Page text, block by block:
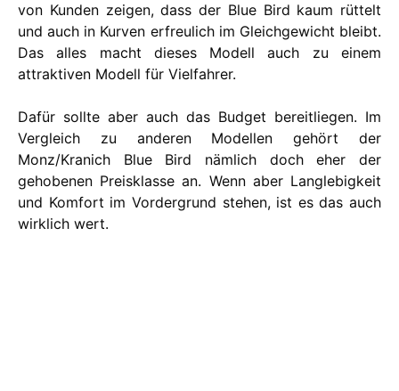
von Kunden zeigen, dass der Blue Bird kaum rüttelt
und auch in Kurven erfreulich im Gleichgewicht bleibt.
Das alles macht dieses Modell auch zu einem
attraktiven Modell für Vielfahrer.
Dafür sollte aber auch das Budget bereitliegen. Im
Vergleich zu anderen Modellen gehört der
Monz/Kranich Blue Bird nämlich doch eher der
gehobenen Preisklasse an. Wenn aber Langlebigkeit
und Komfort im Vordergrund stehen, ist es das auch
wirklich wert.